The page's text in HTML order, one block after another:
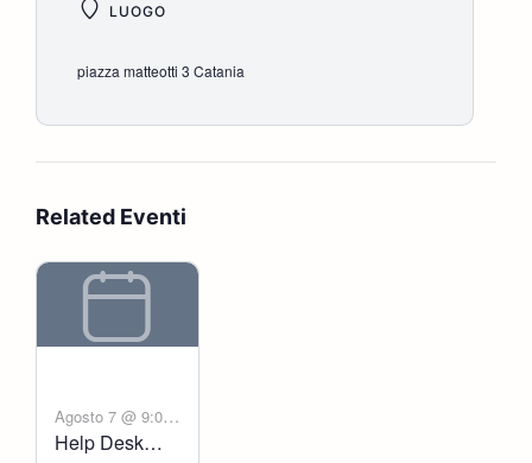
LUOGO
piazza matteotti 3 Catania
Related Eventi
Agosto 7 @ 9:00
am - 6:00 pm
Help Desk